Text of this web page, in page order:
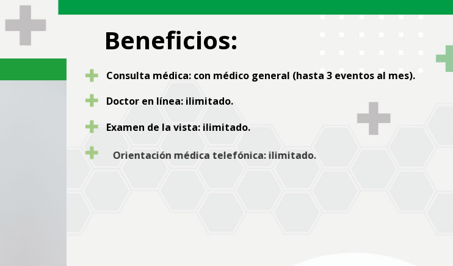
Beneficios:
Consulta médica: con médico general (hasta 3 eventos al mes).
Doctor en línea: ilimitado.
Examen de la vista: ilimitado.
Orientación médica telefónica:ilimitado.